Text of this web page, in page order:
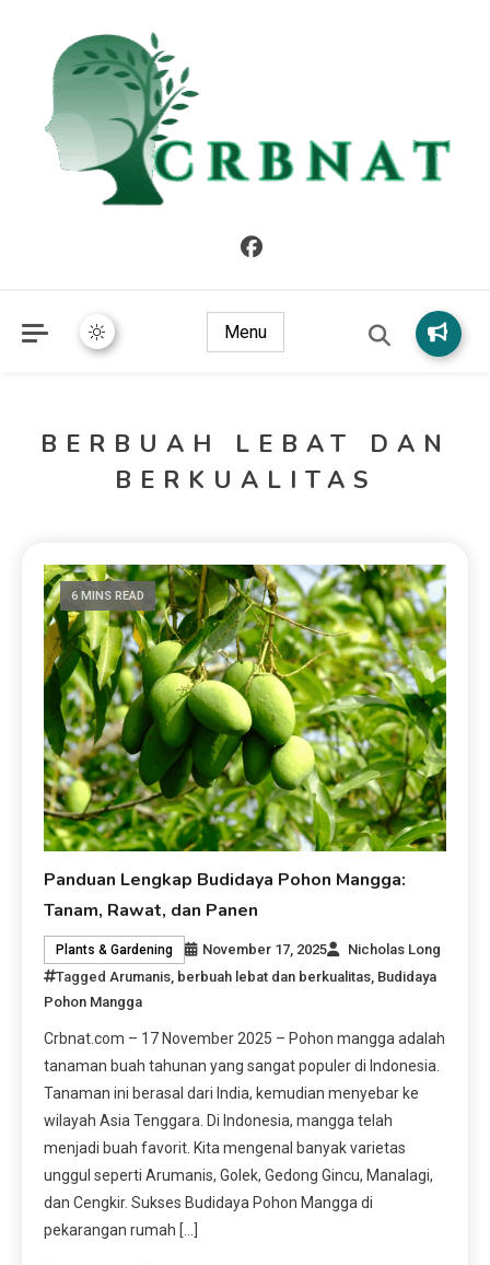
Menu
BERBUAH LEBAT DAN
BERKUALITAS
6 MINS READ
Panduan Lengkap Budidaya Pohon Mangga:
Tanam, Rawat, dan Panen
Plants & Gardening November 17, 2025
Nicholas Long
Tagged Arumanis berbuah lebat dan berkualitas Budidaya
Pohon Mangga
Crbnat.com – 17 November 2025 – Pohon mangga adalah
tanaman buah tahunan yang sangat populer di Indonesia.
Tanaman ini berasal dari India, kemudian menyebar ke
wilayah Asia Tenggara. Di Indonesia, mangga telah
menjadi buah favorit. Kita mengenal banyak varietas
unggul seperti Arumanis, Golek, Gedong Gincu, Manalagi,
dan Cengkir. Sukses Budidaya Pohon Mangga di
pekarangan rumah […]